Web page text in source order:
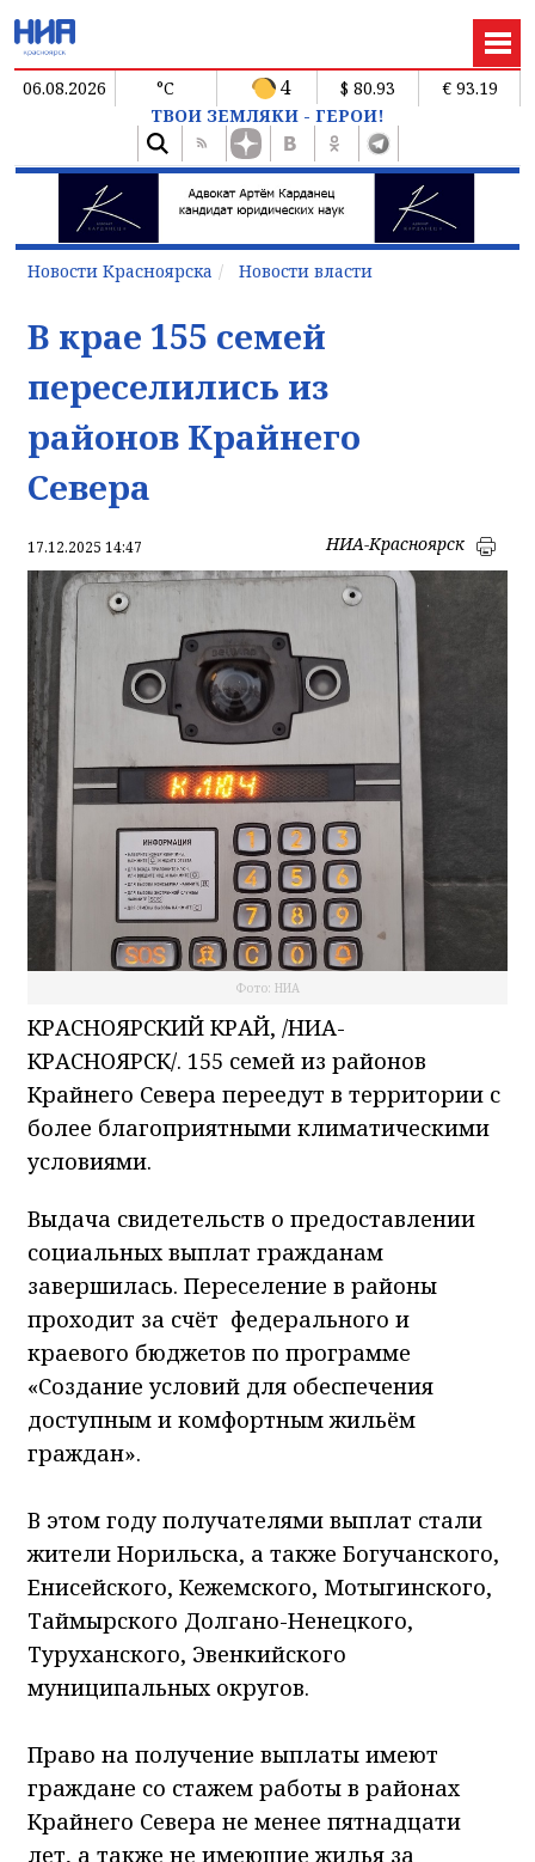
06.08.2026 °C 4 $ 80.93
€ 93.19
ТВОИ ЗЕМЛЯКИ - ГЕРОИ!
Новости Красноярска Новости власти
В крае 155 семей
переселились из
районов Крайнего
Севера
17.12.2025 14:47 НИА-Красноярск
Фото: НИА
КРАСНОЯРСКИЙ КРАЙ, /НИА-
КРАСНОЯРСК/. 155 семей из районов
Крайнего Севера переедут в территории с
более благоприятными климатическими
условиями.
Выдача свидетельств о предоставлении
социальных выплат гражданам
завершилась. Переселение в районы
проходит за счёт федерального и
краевого бюджетов по программе
«Создание условий для обеспечения
доступным и комфортным жильём
граждан».
В этом году получателями выплат стали
жители Норильска, а также Богучанского,
Енисейского, Кежемского, Мотыгинского,
Таймырского Долгано-Ненецкого,
Туруханского, Эвенкийского
муниципальных округов.
Право на получение выплаты имеют
граждане со стажем работы в районах
Крайнего Севера не менее пятнадцати
лет, а также не имеющие жилья за